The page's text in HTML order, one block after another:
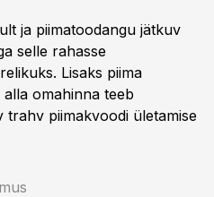
ja piimatoodangu jätkuv
selle rahasse
Lisaks piima
omahinna teeb
piimakvoodi ületamise